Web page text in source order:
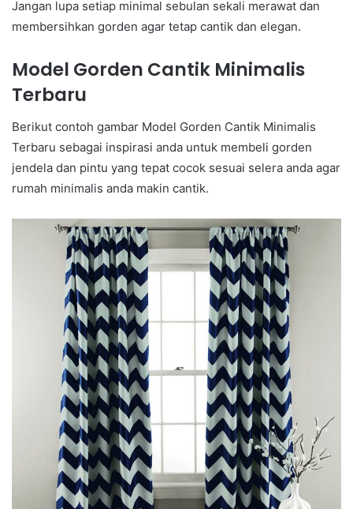
Jangan lupa setiap minimal sebulan sekali merawat dan
membersihkan gorden agar tetap cantik dan elegan.
Model Gorden Cantik Minimalis
Terbaru
Berikut contoh gambar Model Gorden Cantik Minimalis
Terbaru sebagai inspirasi anda untuk membeli gorden
jendela dan pintu yang tepat cocok sesuai selera anda agar
rumah minimalis anda makin cantik.